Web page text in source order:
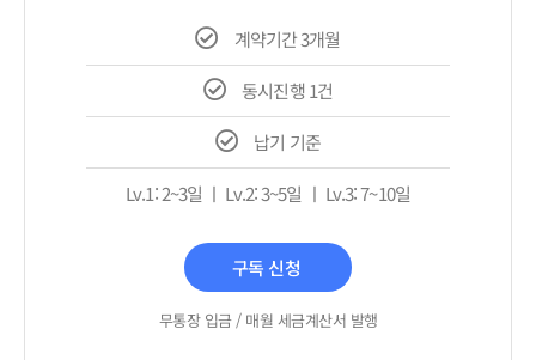
계약기간 3개월
동시진행 1건
납기 기준
Lv.1: 2~3일 ㅣ Lv.2: 3~5일 ㅣ Lv.3: 7~10일
구독 신청
무통장 입금 / 매월 세금계산서 발행